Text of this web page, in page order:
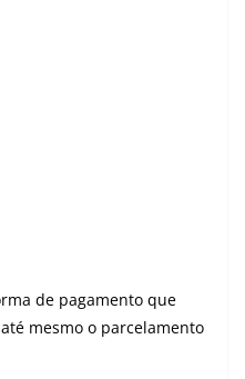
de pagamento que
mesmo o parcelamento